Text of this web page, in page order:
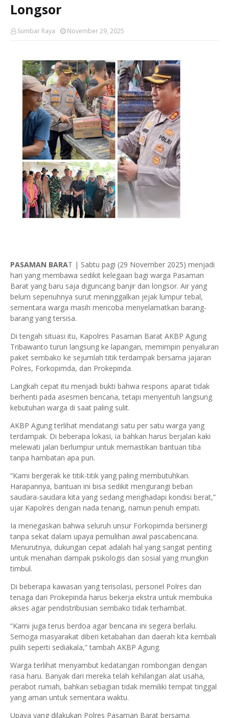
Longsor
Sumbar Raya November 29, 2025
PASAMAN BARAT | Sabtu pagi (29 November 2025) menjadi
hari yang membawa sedikit kelegaan bagi warga Pasaman
Barat yang baru saja diguncang banjir dan longsor. Air yang
belum sepenuhnya surut meninggalkan jejak lumpur tebal,
sementara warga masih mencoba menyelamatkan barang-
barang yang tersisa.
Di tengah situasi itu, Kapolres Pasaman Barat AKBP Agung
Tribawanto turun langsung ke lapangan, memimpin penyaluran
paket sembako ke sejumlah titik terdampak bersama jajaran
Polres, Forkopimda, dan Prokepinda.
Langkah cepat itu menjadi bukti bahwa respons aparat tidak
berhenti pada asesmen bencana, tetapi menyentuh langsung
kebutuhan warga di saat paling sulit.
AKBP Agung terlihat mendatangi satu per satu warga yang
terdampak. Di beberapa lokasi, ia bahkan harus berjalan kaki
melewati jalan berlumpur untuk memastikan bantuan tiba
tanpa hambatan apa pun.
“Kami bergerak ke titik-titik yang paling membutuhkan.
Harapannya, bantuan ini bisa sedikit mengurangi beban
saudara-saudara kita yang sedang menghadapi kondisi berat,”
ujar Kapolres dengan nada tenang, namun penuh empati.
Ia menegaskan bahwa seluruh unsur Forkopimda bersinergi
tanpa sekat dalam upaya pemulihan awal pascabencana.
Menurutnya, dukungan cepat adalah hal yang sangat penting
untuk menahan dampak psikologis dan sosial yang mungkin
timbul.
Di beberapa kawasan yang terisolasi, personel Polres dan
tenaga dari Prokepinda harus bekerja ekstra untuk membuka
akses agar pendistribusian sembako tidak terhambat.
“Kami juga terus berdoa agar bencana ini segera berlalu.
Semoga masyarakat diberi ketabahan dan daerah kita kembali
pulih seperti sediakala,” tambah AKBP Agung.
Warga terlihat menyambut kedatangan rombongan dengan
rasa haru. Banyak dari mereka telah kehilangan alat usaha,
perabot rumah, bahkan sebagian tidak memiliki tempat tinggal
yang aman untuk sementara waktu.
Upaya yang dilakukan Polres Pasaman Barat bersama